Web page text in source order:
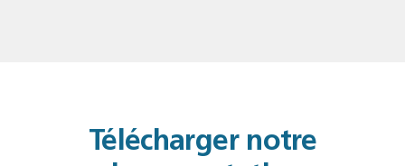
Télécharger notre